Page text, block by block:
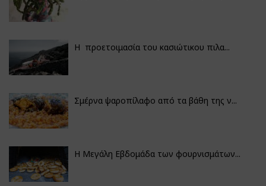
Η προετοιμασία του κασιώτικου πιλα...
Σμέρνα ψαροπίλαφο από τα βάθη της ν...
Η Μεγάλη Εβδομάδα των φουρνισμάτων...